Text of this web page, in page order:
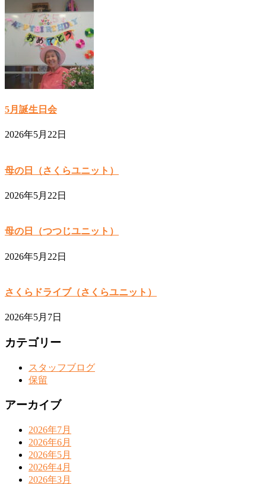
5月誕生日会
2026年5月22日
母の日（さくらユニット）
2026年5月22日
母の日（つつじユニット）
2026年5月22日
さくらドライブ（さくらユニット）
2026年5月7日
カテゴリー
スタッフブログ
保留
アーカイブ
2026年7月
2026年6月
2026年5月
2026年4月
2026年3月